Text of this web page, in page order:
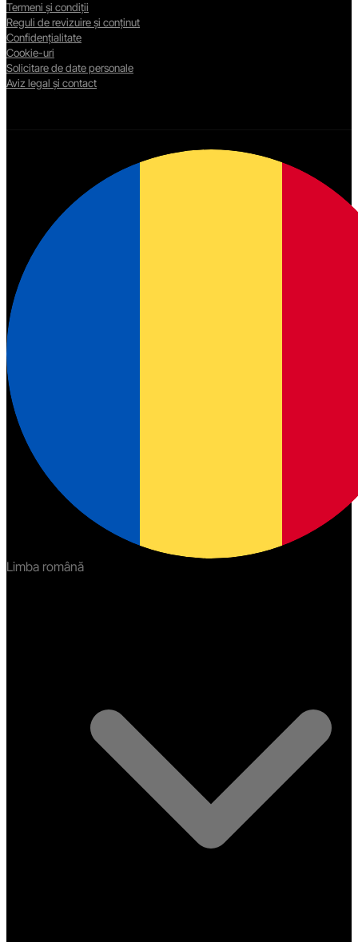
Termeni și condiții
Reguli de revizuire și conținut
Confidențialitate
Cookie-uri
Solicitare de date personale
Aviz legal și contact
Limba română